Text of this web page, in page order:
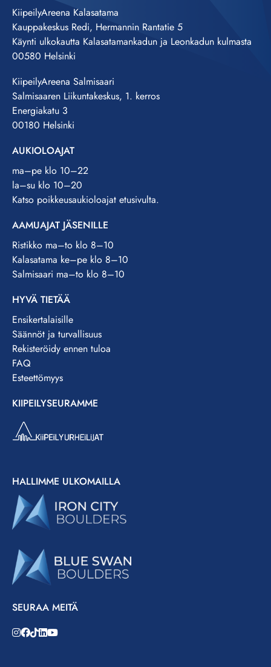
KiipeilyAreena Kalasatama
Kauppakeskus Redi, Hermannin Rantatie 5
Käynti ulkokautta Kalasatamankadun ja Leonkadun kulmasta
00580 Helsinki
KiipeilyAreena Salmisaari
Salmisaaren Liikuntakeskus, 1. kerros
Energiakatu 3
00180 Helsinki
AUKIOLOAJAT
ma–pe klo 10–22
la–su klo 10–20
Katso poikkeusaukioloajat etusivulta.
AAMUAJAT JÄSENILLE
Ristikko ma–to klo 8–10
Kalasatama ke–pe klo 8–10
Salmisaari ma–to klo 8–10
HYVÄ TIETÄÄ
Ensikertalaisille
Säännöt ja turvallisuus
Rekisteröidy ennen tuloa
FAQ
Esteettömyys
KIIPEILYSEURAMME
HALLIMME ULKOMAILLA
SEURAA MEITÄ